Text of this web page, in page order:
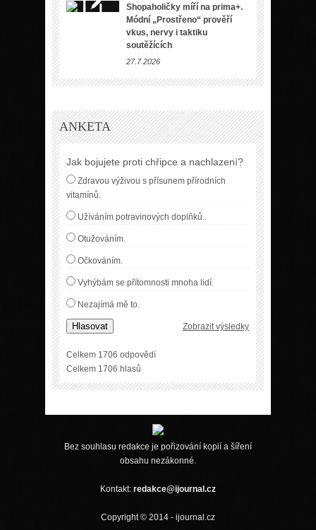
Shopaholičky míří na prima+.
Módní „Prostřeno“ prověří
vkus, nervy i taktiku
soutěžících
27.7.2026
ANKETA
Jak bojujete proti chřipce a nachlazení?
Zdravou výživou s přísunem přírodních
vitamínů.
Užíváním potravinových doplňků..
Otužováním.
Očkováním.
Vyhýbám se přítomnosti mnoha lidí.
Nezajímá mě to.
Hlasovat Zobrazit výsledky
Celkem 1706 odpovědí
Celkem 1706 hlasů
Bez souhlasu redakce je pořizování kopií a šíření
obsahu nezákonné.
Kontakt: redakce@ijournal.cz
Copyright © 2014 - ijournal.cz